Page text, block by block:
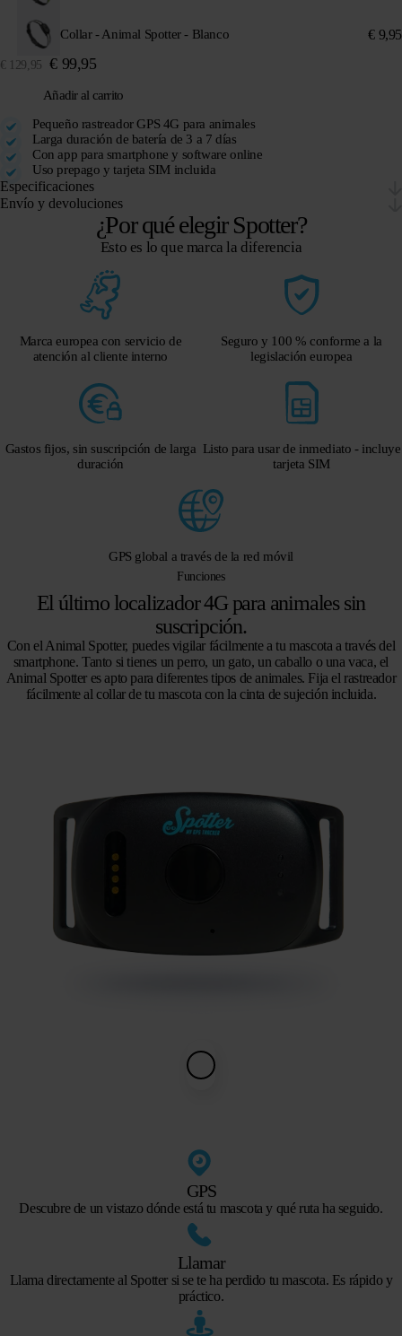
Collar - Animal Spotter - Blanco € 9,95
€ 129,95 € 99,95
Añadir al carrito
Pequeño rastreador GPS 4G para animales
Larga duración de batería de 3 a 7 días
Con app para smartphone y software online
Uso prepago y tarjeta SIM incluida
Especificaciones
Envío y devoluciones
¿Por qué elegir Spotter?
Esto es lo que marca la diferencia
Marca europea con servicio de
atención al cliente interno
Seguro y 100 % conforme a la
legislación europea
Gastos fijos, sin suscripción de larga
duración
Listo para usar de inmediato - incluye
tarjeta SIM
GPS global a través de la red móvil
Funciones
El último localizador 4G para animales sin
suscripción.
Con el Animal Spotter, puedes vigilar fácilmente a tu mascota a través del
smartphone. Tanto si tienes un perro, un gato, un caballo o una vaca, el
Animal Spotter es apto para diferentes tipos de animales. Fija el rastreador
fácilmente al collar de tu mascota con la cinta de sujeción incluida.
GPS
Descubre de un vistazo dónde está tu mascota y qué ruta ha seguido.
Llamar
Llama directamente al Spotter si se te ha perdido tu mascota. Es rápido y
práctico.